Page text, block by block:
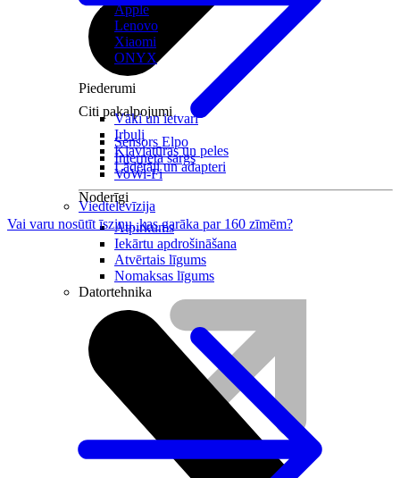
Citi pakalpojumi
Sensors Elpo
Interneta sargs
VoWi-Fi
Viedtelevīzija
Apple
Lenovo
Xiaomi
ONYX
Piederumi
Vāki un ietvari
Irbuļi
Klaviatūras un peles
Lādētāji un adapteri
Noderīgi
Atpirkums
Iekārtu apdrošināšana
Atvērtais līgums
Nomaksas līgums
Datortehnika
Vai varu nosūtīt īsziņu, kas garāka par 160 zīmēm?